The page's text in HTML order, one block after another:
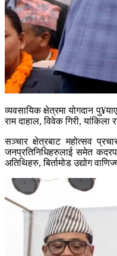
व्यवसायिक क्षेत्रमा योगदान
राम दाहाल, विवेक गिरी,
सञ्चार क्षेत्रबाट महोत्सव
जनप्रतिनिधिहरुलाई समेत
अतिथिहरु, बिर्तामोड उद्योग